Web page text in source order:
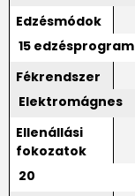
Edzésmódok
15 edzésprogram
Fékrendszer
Elektromágnes
Ellenállási
fokozatok
20